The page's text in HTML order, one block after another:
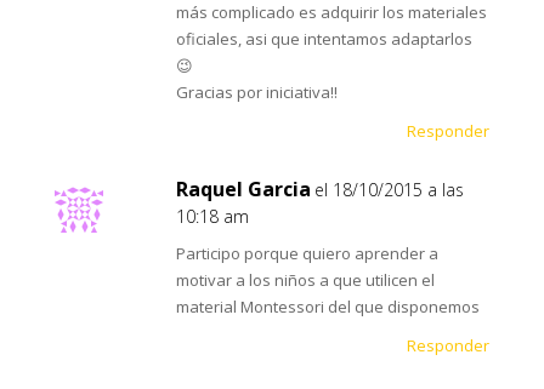
más complicado es adquirir los materiales
oficiales, asi que intentamos adaptarlos
😉
Gracias por iniciativa!!
Responder
Raquel Garcia el 18/10/2015 a las
10:18 am
Participo porque quiero aprender a
motivar a los niños a que utilicen el
material Montessori del que disponemos
Responder